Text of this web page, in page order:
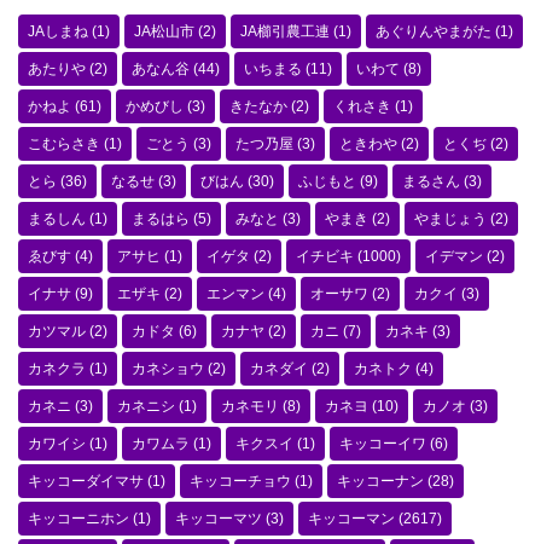
JAしまね (1) JA松山市 (2) JA櫛引農工連 (1) あぐりんやまがた (1)
あたりや (2) あなん谷 (44) いちまる (11) いわて (8)
かねよ (61) かめびし (3) きたなか (2) くれさき (1)
こむらさき (1) ごとう (3) たつ乃屋 (3) ときわや (2) とくぢ (2)
とら (36) なるせ (3) びはん (30) ふじもと (9) まるさん (3)
まるしん (1) まるはら (5) みなと (3) やまき (2) やまじょう (2)
ゑびす (4) アサヒ (1) イゲタ (2) イチビキ (1000) イデマン (2)
イナサ (9) エザキ (2) エンマン (4) オーサワ (2) カクイ (3)
カツマル (2) カドタ (6) カナヤ (2) カニ (7) カネキ (3)
カネクラ (1) カネショウ (2) カネダイ (2) カネトク (4)
カネニ (3) カネニシ (1) カネモリ (8) カネヨ (10) カノオ (3)
カワイシ (1) カワムラ (1) キクスイ (1) キッコーイワ (6)
キッコーダイマサ (1) キッコーチョウ (1) キッコーナン (28)
キッコーニホン (1) キッコーマツ (3) キッコーマン (2617)